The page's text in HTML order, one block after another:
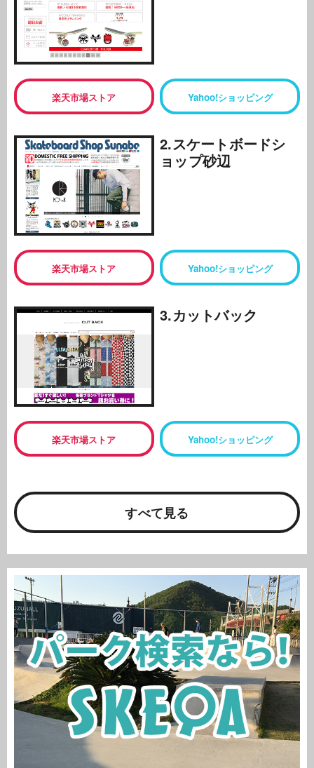
楽天市場ストア Yahoo!ショッピング
2.スケートボードシ
ョップ砂辺
楽天市場ストア Yahoo!ショッピング
3.カットバック
楽天市場ストア Yahoo!ショッピング
すべて見る